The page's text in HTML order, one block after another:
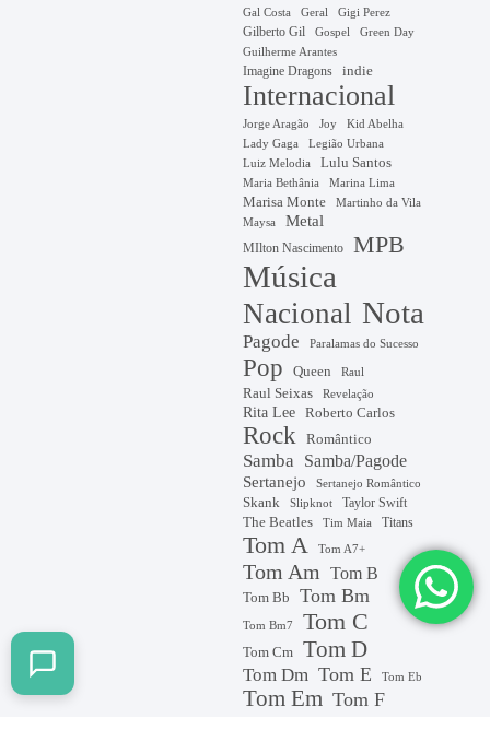
Gal Costa Geral Gigi Perez
Gilberto Gil Gospel Green Day
Guilherme Arantes
Imagine Dragons indie
Internacional
Jorge Aragão Joy Kid Abelha
Lady Gaga
Legião Urbana
Luiz Melodia
Lulu Santos
Maria Bethânia Marina Lima
Marisa Monte
Martinho da Vila
Maysa
Metal
MIlton Nascimento MPB
Música
Nacional Nota
Pagode Paralamas do Sucesso
Pop Queen Raul
Raul Seixas Revelação
Rita Lee Roberto Carlos
Rock Romântico
Samba
Samba/Pagode
Sertanejo
Sertanejo Romântico
Skank Slipknot Taylor Swift
The Beatles Tim Maia Titans
Tom A Tom A7+
Tom Am Tom B
Tom Bb Tom Bm
Tom Bm7 Tom C
Tom Cm Tom D
Tom Dm Tom E Tom Eb
Tom Em Tom F